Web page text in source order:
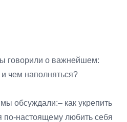
говорили о важнейшем:
и чем наполняться?
обсуждали:– как укрепить
по-настоящему любить себя